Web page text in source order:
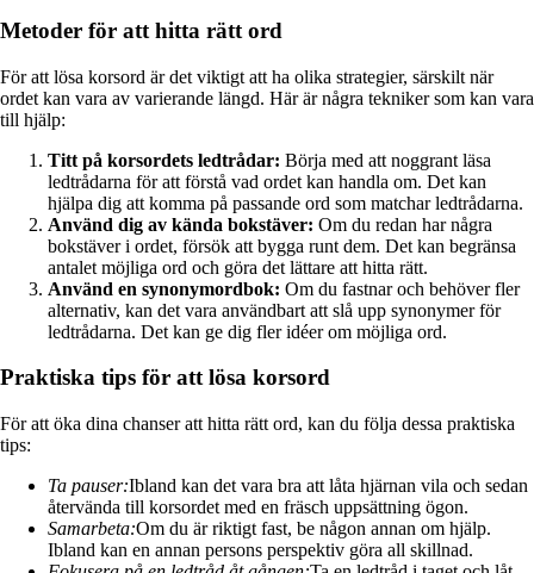
Metoder för att hitta rätt ord
För att lösa korsord är det viktigt att ha olika strategier, särskilt när
ordet kan vara av varierande längd. Här är några tekniker som kan vara
till hjälp:
Titt på korsordets ledtrådar: Börja med att noggrant läsa
ledtrådarna för att förstå vad ordet kan handla om. Det kan
hjälpa dig att komma på passande ord som matchar ledtrådarna.
Använd dig av kända bokstäver: Om du redan har några
bokstäver i ordet, försök att bygga runt dem. Det kan begränsa
antalet möjliga ord och göra det lättare att hitta rätt.
Använd en synonymordbok: Om du fastnar och behöver fler
alternativ, kan det vara användbart att slå upp synonymer för
ledtrådarna. Det kan ge dig fler idéer om möjliga ord.
Praktiska tips för att lösa korsord
För att öka dina chanser att hitta rätt ord, kan du följa dessa praktiska
tips:
Ta pauser:Ibland kan det vara bra att låta hjärnan vila och sedan
återvända till korsordet med en fräsch uppsättning ögon.
Samarbeta:Om du är riktigt fast, be någon annan om hjälp.
Ibland kan en annan persons perspektiv göra all skillnad.